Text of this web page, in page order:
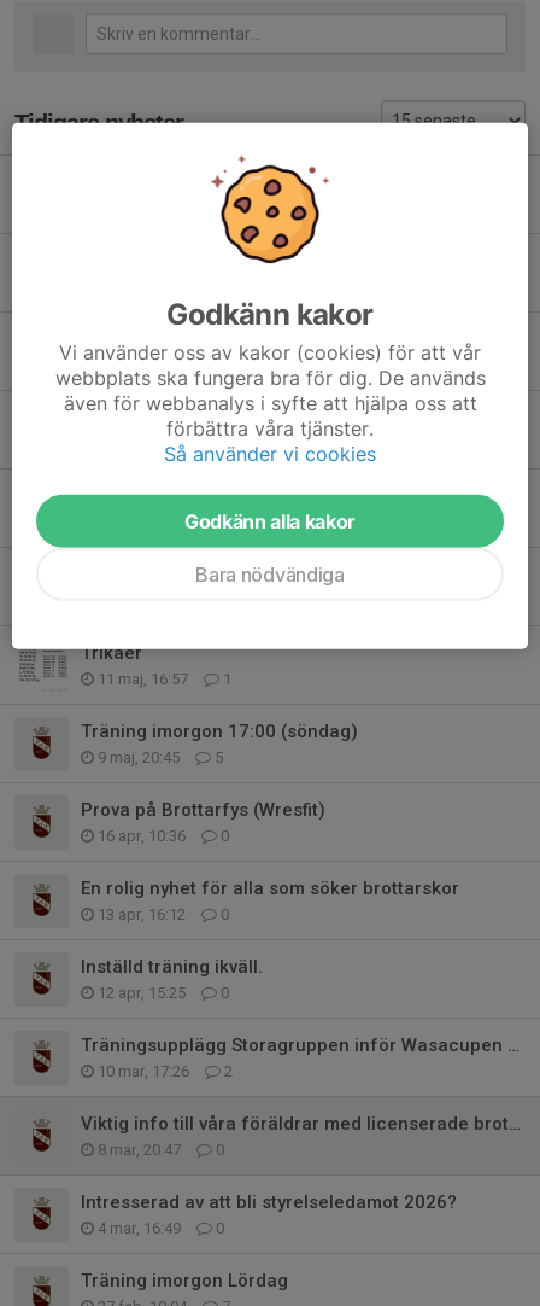
Tidigare nyheter
Föreningsstäd nu på söndag den 9e
Säsongen 2026/2027
24 jun, 17:55 0
Sommaruppehåll
15 jun, 09:03
Öppen träning klockan 10:00
1
Upphittad jacka
Trikåer
11 maj, 16:57 1
Träning imorgon 17:00 (söndag)
9 maj, 20:45 5
Prova på Brottarfys (Wresfit)
16 apr, 10:36 0
En rolig nyhet för alla som söker brottarskor
13 apr, 16:12 0
Inställd träning ikväll.
12 apr, 15:25 0
Träningsupplägg Storagruppen inför Wasacupen och Soft Touch
10 mar, 17:26 2
Viktig info till våra föräldrar med licenserade brottare
8 mar, 20:47 0
Intresserad av att bli styrelseledamot 2026?
4 mar, 16:49 0
Träning imorgon Lördag
Godkänn kakor
Vi använder oss av kakor (cookies) för att vår
webbplats ska fungera bra för dig. De används
även för webbanalys i syfte att hjälpa oss att
förbättra våra tjänster.
Så använder vi cookies
Godkänn alla kakor
Bara nödvändiga